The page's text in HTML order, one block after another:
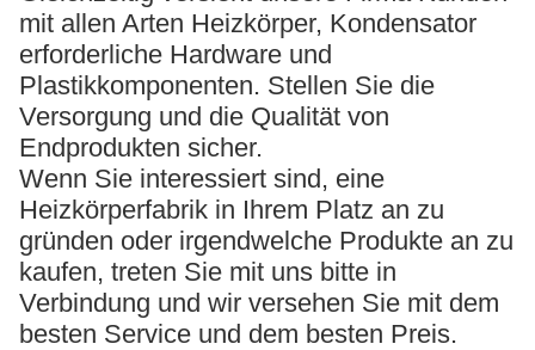
mit allen Arten Heizkörper, Kondensator
erforderliche Hardware und
Plastikkomponenten. Stellen Sie die
Versorgung und die Qualität von
Endprodukten sicher.
Wenn Sie interessiert sind, eine
Heizkörperfabrik in Ihrem Platz an zu
gründen oder irgendwelche Produkte an zu
kaufen, treten Sie mit uns bitte in
Verbindung und wir versehen Sie mit dem
besten Service und dem besten Preis.